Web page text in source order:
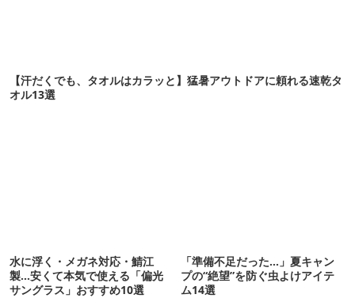
【汗だくでも、タオルはカラッと】猛暑アウトドアに頼れる速乾タ
オル13選
水に浮く・メガネ対応・鯖江
製…安くて本気で使える「偏光
サングラス」おすすめ10選
「準備不足だった…」夏キャン
プの“絶望”を防ぐ虫よけアイテ
ム14選